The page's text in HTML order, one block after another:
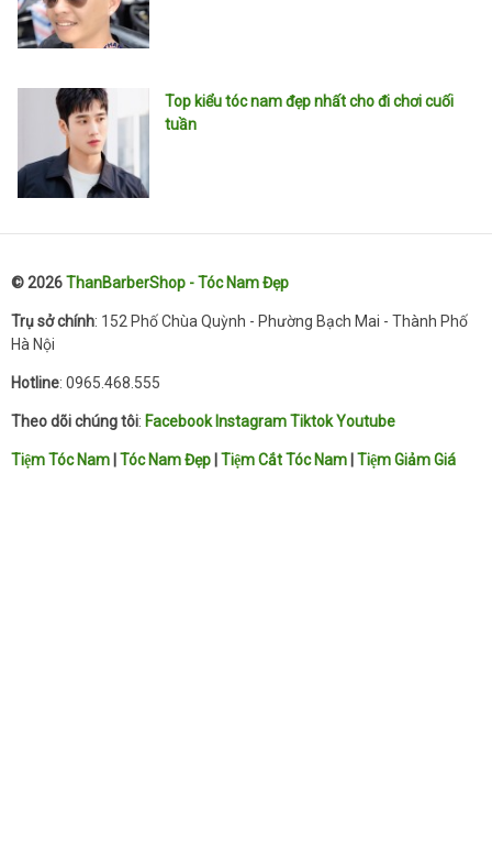
Top kiểu tóc nam đẹp nhất cho đi chơi cuối
tuần
© 2026ThanBarberShop - Tóc Nam Đẹp
Trụ sở chính: 152 Phố Chùa Quỳnh - Phường Bạch Mai - Thành Phố
Hà Nội
Hotline: 0965.468.555
Theo dõi chúng tôi: Facebook InstagramTiktokYoutube
Tiệm Tóc Nam Tóc Nam Đẹp Tiệm Cắt Tóc Nam Tiệm Giảm Giá